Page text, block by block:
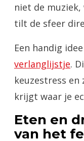
niet de
tilt de sfeer
Een handig
verlanglijstje.
keuzestress
krijgt waar je
Eten en
van het